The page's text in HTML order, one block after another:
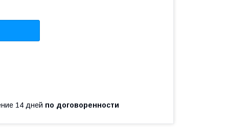
14 дней по договоренности